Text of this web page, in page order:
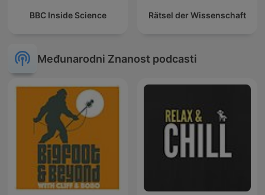
BBC Inside Science Rätsel der Wissenschaft
Međunarodni Znanost podcasti